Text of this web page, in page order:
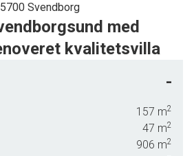
Svendborg
med
kvalitetsvilla
– mere end bare havudsigt. Her kan
slæbebåde, lystbåde, de ældre
surfere mfl., som naturligt sejler forbi
aldrig bliver kedelig.
-
157 m2
47 m2
906 m2